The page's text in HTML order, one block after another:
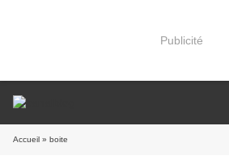
Publicité
Accueil » boite